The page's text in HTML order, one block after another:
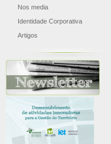
Nos media
Identidade Corporativa
Artigos